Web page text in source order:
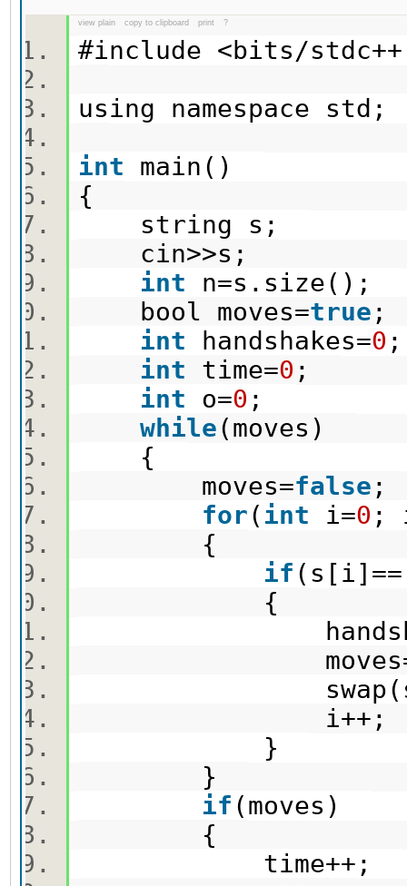
view plain copy to clipboard print ?
#include <bits/
using namespace
int main()
{
string s;
cin>>s;
int n=s.size();
bool moves=true
int handshakes=0
int time=0 ;
int o=0 ;
while(moves)
{
moves=false
for( int i=0 ;
{
if (s[i]==
{
}
}
if (moves)
{
time++;